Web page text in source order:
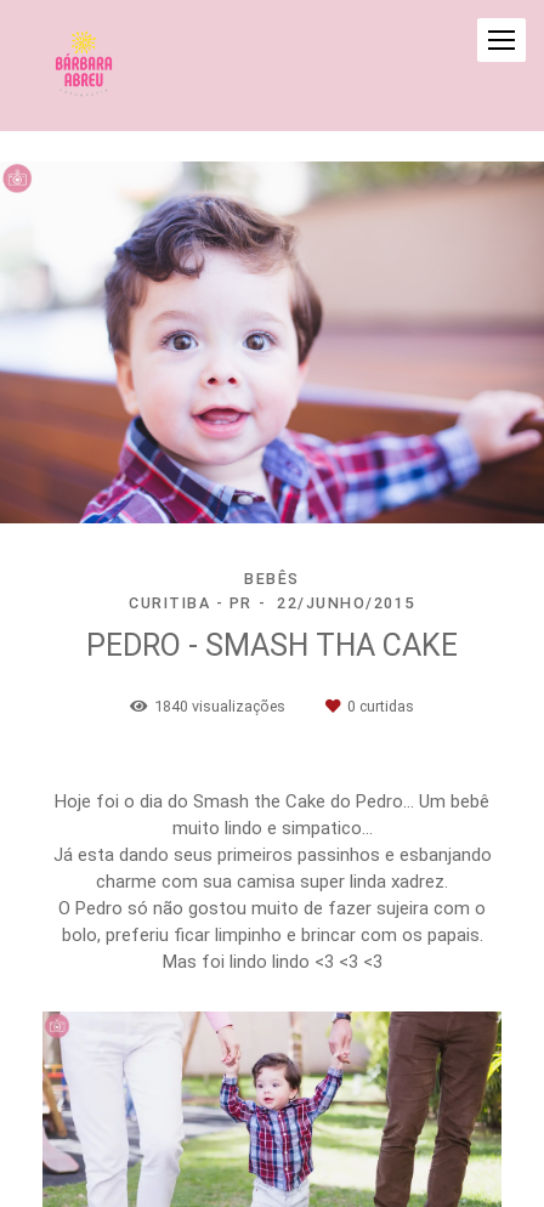
BEBÊS
CURITIBA - PR
22/JUNHO/2015
PEDRO - SMASH THA CAKE
1840 visualizações 0 curtidas
Hoje foi o dia do Smash the Cake do Pedro… Um bebê
muito lindo e simpatico…
Já esta dando seus primeiros passinhos e esbanjando
charme com sua camisa super linda xadrez.
O Pedro só não gostou muito de fazer sujeira com o
bolo, preferiu ficar limpinho e brincar com os papais.
Mas foi lindo lindo <3 <3 <3